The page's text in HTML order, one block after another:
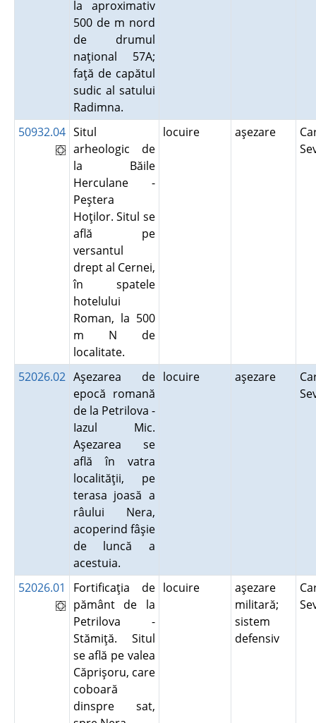
la aproximativ
500 de m nord
de drumul
naţional 57A;
faţă de capătul
sudic al satului
Radimna.
50932.04 Situl
arheologic de
la Băile
Herculane -
Peştera
Hoţilor. Situl se
află pe
versantul
drept al Cernei,
în spatele
hotelului
Roman, la 500
m N de
localitate.
locuire aşezare
52026.02 Aşezarea de
epocă romană
de la Petrilova -
Iazul Mic.
Aşezarea se
află în vatra
localităţii, pe
terasa joasă a
râului Nera,
acoperind fâşie
de luncă a
acestuia.
locuire aşezare
52026.01
Fortificaţia de
pământ de la
Petrilova -
Stămiţă. Situl
se află pe valea
Căprişoru, care
coboară
dinspre sat,
locuire
aşezare
militară;
sistem
defensiv